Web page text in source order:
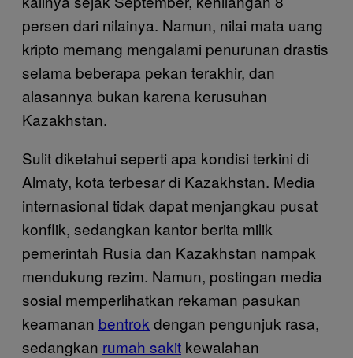
persen dari nilainya. Namun, nilai mata uang
kripto memang mengalami penurunan drastis
selama beberapa pekan terakhir, dan
alasannya bukan karena kerusuhan
Kazakhstan.
Sulit diketahui seperti apa kondisi terkini di
Almaty, kota terbesar di Kazakhstan. Media
internasional tidak dapat menjangkau pusat
konflik, sedangkan kantor berita milik
pemerintah Rusia dan Kazakhstan nampak
mendukung rezim. Namun, postingan media
sosial memperlihatkan rekaman pasukan
keamanan bentrok dengan pengunjuk rasa,
sedangkan rumah sakit kewalahan